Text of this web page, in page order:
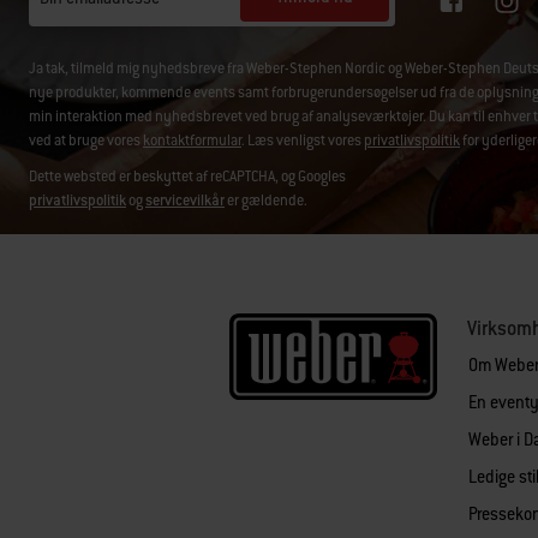
Ja tak, tilmeld mig nyhedsbreve fra Weber-Stephen Nordic og Weber-Stephen
nye produkter, kommende events samt forbrugerundersøgelser ud fra de
min interaktion med nyhedsbrevet ved brug af analyseværktøjer. Du kan til
ved at bruge vores kontaktformular. Læs venligst vores privatlivspolitikfor
Dette websted er beskyttet af reCAPTCHA, og Googles
privatlivspolitikogservicevilkårer gældende.
Om Weber
En
Weber i
Ledige